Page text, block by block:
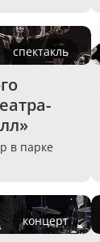
спектакль
в парке
концерт